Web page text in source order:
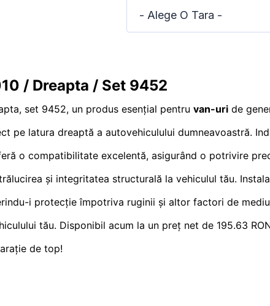
- Alege O Tara -
/ Dreapta / Set 9452
set 9452, un produs esențial pentru van-uri de
pe latura dreaptă a autovehiculului dumneavoastră.
o compatibilitate excelentă, asigurând o potrivire
și integritatea structurală la vehiculul tău.
i protecție împotriva ruginii și altor factori de
tău. Disponibil acum la un preț net de 195.63
de top!